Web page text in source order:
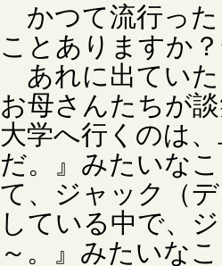
かつて流行った
ことありますか
あれに出ていた
お母さんたちが
大学へ行くのは
だ。』みたいな
て、ジャック（
している中で、
～。』みたいな